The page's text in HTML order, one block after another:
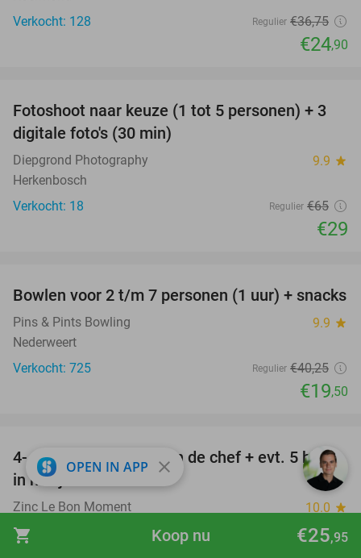
shopping_cart €25,95
Koop nu
Verkocht: 128
Regulier €36,75
€24,90
55%
Fotoshoot naar keuze (1 tot 5 personen) + 3
digitale foto's (30 min)
Diepgrond Photography 9.9 star
Herkenbosch
Verkocht: 18
Regulier €65
€29
52%
Bowlen voor 2 t/m 7 personen (1 uur) + snacks
Pins & Pints Bowling 9.9 star
Nederweert
Verkocht: 725
Regulier €40,25
€19,50
21%
4- of 5-gangendiner van de chef + evt. 5 bites
in hartje Roermond
Zinc Le Bon Moment 10.0 star
Roermond
OPEN IN APP close